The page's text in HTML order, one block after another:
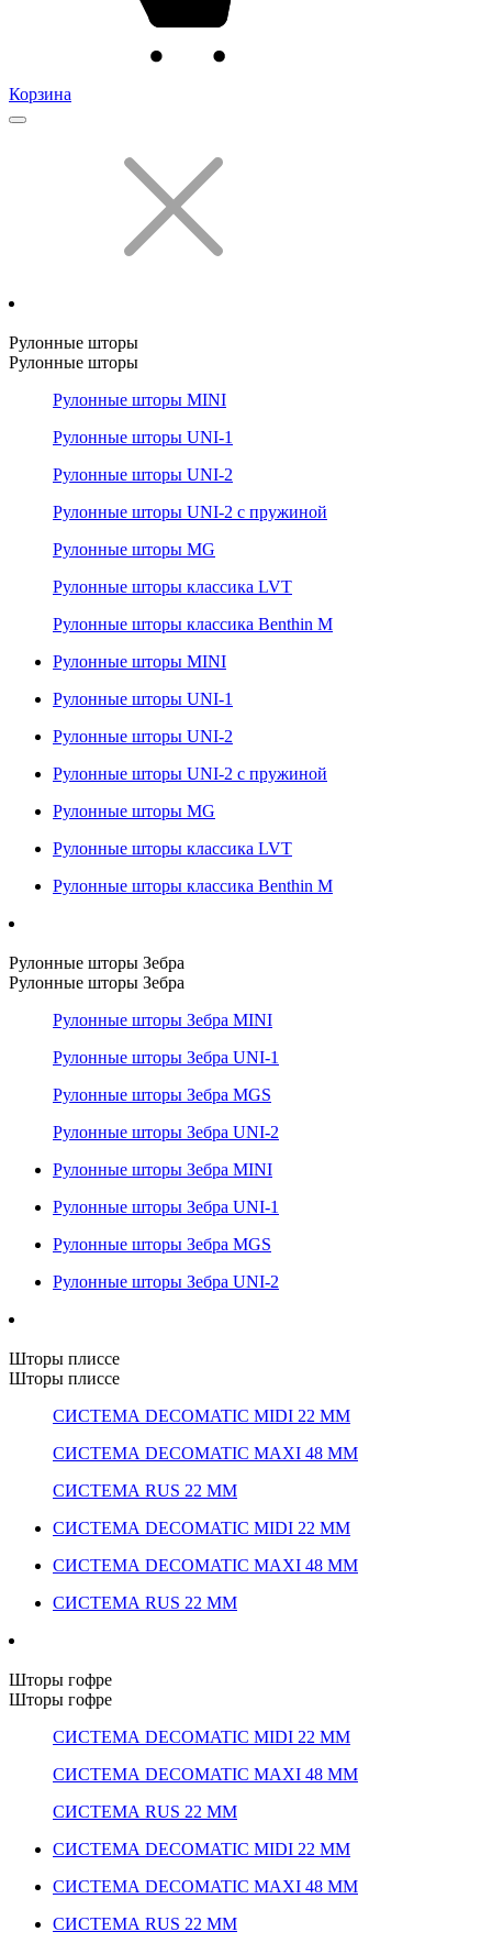
Корзина
Рулонные шторы
Рулонные шторы
Рулонные шторы MINI
Рулонные шторы UNI-1
Рулонные шторы UNI-2
Рулонные шторы UNI-2 с пружиной
Рулонные шторы MG
Рулонные шторы классика LVT
Рулонные шторы классика Benthin M
Рулонные шторы MINI
Рулонные шторы UNI-1
Рулонные шторы UNI-2
Рулонные шторы UNI-2 с пружиной
Рулонные шторы MG
Рулонные шторы классика LVT
Рулонные шторы классика Benthin M
Рулонные шторы Зебра
Рулонные шторы Зебра
Рулонные шторы Зебра MINI
Рулонные шторы Зебра UNI-1
Рулонные шторы Зебра MGS
Рулонные шторы Зебра UNI-2
Рулонные шторы Зебра MINI
Рулонные шторы Зебра UNI-1
Рулонные шторы Зебра MGS
Рулонные шторы Зебра UNI-2
Шторы плиссе
Шторы плиссе
СИСТЕМА DECOMATIC MIDI 22 ММ
СИСТЕМА DECOMATIC MAXI 48 ММ
СИСТЕМА RUS 22 ММ
СИСТЕМА DECOMATIC MIDI 22 ММ
СИСТЕМА DECOMATIC MAXI 48 ММ
СИСТЕМА RUS 22 ММ
Шторы гофре
Шторы гофре
СИСТЕМА DECOMATIC MIDI 22 ММ
СИСТЕМА DECOMATIC MAXI 48 ММ
СИСТЕМА RUS 22 ММ
СИСТЕМА DECOMATIC MIDI 22 ММ
СИСТЕМА DECOMATIC MAXI 48 ММ
СИСТЕМА RUS 22 ММ